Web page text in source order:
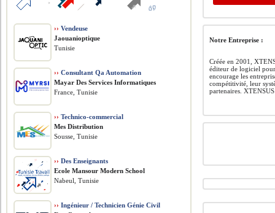
Notre Entreprise :
Créée en 2001,
éditeur de logiciel
encourage les
compétitivité, leur
partenaires.
›› Vendeuse
Jaouanioptique
Tunisie
›› Consultant Qa Automation
Mayar Des Services Informatiques
France, Tunisie
›› Technico-commercial
Mes Distribution
Sousse, Tunisie
›› Des Enseignants
Ecole Mansour Modern School
Nabeul, Tunisie
›› Ingénieur / Technicien Génie Civil